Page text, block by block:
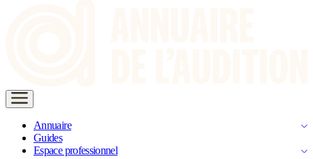
Annuaire
Guides
Espace professionnel